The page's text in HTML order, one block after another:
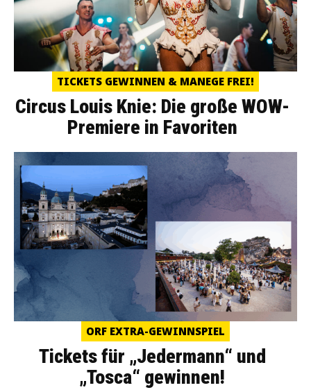
TICKETS GEWINNEN & MANEGE FREI!
Circus Louis Knie: Die große WOW-
Premiere in Favoriten
ORF EXTRA-GEWINNSPIEL
Tickets für „Jedermann“ und
„Tosca“ gewinnen!